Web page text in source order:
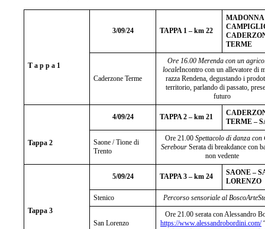
T a p p a 1
3/09/24 TAPPA 1 – km 22
TERME
Caderzone Terme
Ore 16.00 Merenda con un
localeIncontro con un allevatore di
razza Rendena, degustando i
territorio, parlando di passato,
futuro
Tappa 2
4/09/24 TAPPA 2 – km 21
TERME –
Saone / Tione di
Trento
Ore 21.00 Spettacolo di danza con
SerebourSerata di breakdance con
non vedente
Tappa 3
5/09/24 TAPPA 3 – km 24
SAONE –
LORENZO
Stenico
Percorso sensoriale al
San Lorenzo
Ore 21.00 serata con Alessandro
https://www.alessandrobordini.com/